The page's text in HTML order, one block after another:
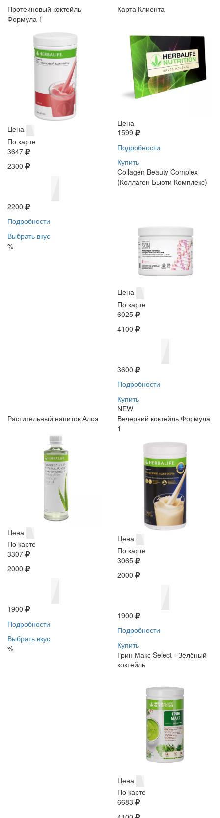
Протеиновый коктейль
Формула 1
Цена
По карте
3647
2300
2200
Подробности
Выбрать вкус
%
Карта Клиента
Цена
1599
Подробности
Купить
Collagen Beauty Complex
(Коллаген Бьюти Комплекс)
Цена
По карте
6025
4100
3600
Подробности
Купить
NEW
Растительный напиток Алоэ
Цена
По карте
3307
2000
1900
Подробности
Выбрать вкус
%
Вечерний коктейль Формула
1
Цена
По карте
3065
2000
1900
Подробности
Купить
Грин Макс Select - Зелёный
коктейль
Цена
По карте
6683